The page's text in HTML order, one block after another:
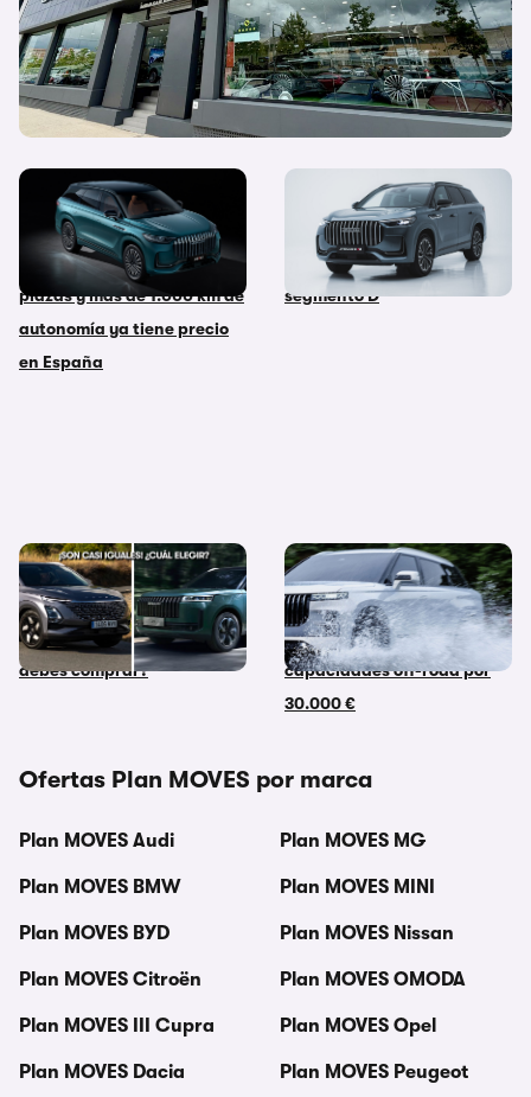
El JAECOO más grande de
la gama con 428 CV,
etiqueta CERO, hasta 7
plazas y más de 1.000 km de
autonomía ya tiene precio
en España
JAECOO 8 SHS: El SUV
híbrido enchufable que
viene a conquistar el
segmento D
JAECOO 5 vs OMODA 5:
coches similares, mismo
fabricante, pero… ¿Cuál
debes comprar?
Ojo a este SUV premium
chino: combina
equipamiento premium y
capacidades off-road por
30.000 €
Ofertas Plan MOVES por marca
Plan MOVES Audi
Plan MOVES BMW
Plan MOVES BYD
Plan MOVES Citroën
Plan MOVES III Cupra
Plan MOVES Dacia
Plan MOVES MG
Plan MOVES MINI
Plan MOVES Nissan
Plan MOVES OMODA
Plan MOVES Opel
Plan MOVES Peugeot